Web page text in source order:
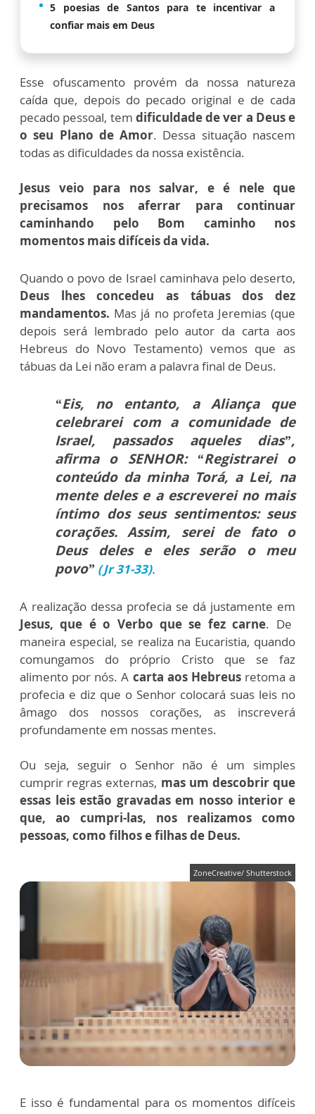
5 poesias de Santos para te incentivar a
confiar mais em Deus
Esse ofuscamento provém da nossa natureza
caída que, depois do pecado original e de cada
pecado pessoal, tem dificuldade de ver a Deus e
o seu Plano de Amor. Dessa situação nascem
todas as dificuldades da nossa existência.
Jesus veio para nos salvar, e é nele que
precisamos nos aferrar para continuar
caminhando pelo Bom caminho nos
momentos mais difíceis da vida.
Quando o povo de Israel caminhava pelo deserto,
Deus lhes concedeu as tábuas dos dez
mandamentos. Mas já no profeta Jeremias (que
depois será lembrado pelo autor da carta aos
Hebreus do Novo Testamento) vemos que as
tábuas da Lei não eram a palavra final de Deus.
“Eis, no entanto, a Aliança que
celebrarei com a comunidade de
Israel, passados aqueles dias”,
afirma o SENHOR: “Registrarei o
conteúdo da minha Torá, a Lei, na
mente deles e a escreverei no mais
íntimo dos seus sentimentos: seus
corações. Assim, serei de fato o
Deus deles e eles serão o meu
povo” (Jr 31-33).
A realização dessa profecia se dá justamente em
Jesus, que é o Verbo que se fez carne. De
maneira especial, se realiza na Eucaristia, quando
comungamos do próprio Cristo que se faz
alimento por nós. A carta aos Hebreusretoma a
profecia e diz que o Senhor colocará suas leis no
âmago dos nossos corações, as inscreverá
profundamente em nossas mentes.
Ou seja,
seguir o Senhor não é um simples
cumprir regras externas, mas um descobrir que
essas leis estão gravadas em nosso interior e
que, ao cumpri-las, nos realizamos como
pessoas, como filhos e filhas de Deus.
ZoneCreative/ Shutterstock
E isso é fundamental para os momentos difíceis